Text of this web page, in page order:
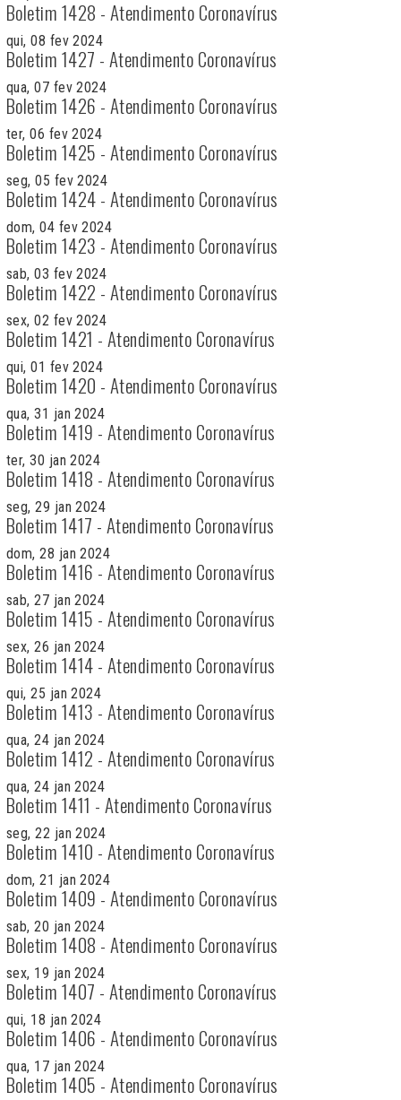
Boletim 1428 - Atendimento Coronavírus
qui, 08 fev 2024
Boletim 1427 - Atendimento Coronavírus
qua, 07 fev 2024
Boletim 1426 - Atendimento Coronavírus
ter, 06 fev 2024
Boletim 1425 - Atendimento Coronavírus
seg, 05 fev 2024
Boletim 1424 - Atendimento Coronavírus
dom, 04 fev 2024
Boletim 1423 - Atendimento Coronavírus
sab, 03 fev 2024
Boletim 1422 - Atendimento Coronavírus
sex, 02 fev 2024
Boletim 1421 - Atendimento Coronavírus
qui, 01 fev 2024
Boletim 1420 - Atendimento Coronavírus
qua, 31 jan 2024
Boletim 1419 - Atendimento Coronavírus
ter, 30 jan 2024
Boletim 1418 - Atendimento Coronavírus
seg, 29 jan 2024
Boletim 1417 - Atendimento Coronavírus
dom, 28 jan 2024
Boletim 1416 - Atendimento Coronavírus
sab, 27 jan 2024
Boletim 1415 - Atendimento Coronavírus
sex, 26 jan 2024
Boletim 1414 - Atendimento Coronavírus
qui, 25 jan 2024
Boletim 1413 - Atendimento Coronavírus
qua, 24 jan 2024
Boletim 1412 - Atendimento Coronavírus
qua, 24 jan 2024
Boletim 1411 - Atendimento Coronavírus
seg, 22 jan 2024
Boletim 1410 - Atendimento Coronavírus
dom, 21 jan 2024
Boletim 1409 - Atendimento Coronavírus
sab, 20 jan 2024
Boletim 1408 - Atendimento Coronavírus
sex, 19 jan 2024
Boletim 1407 - Atendimento Coronavírus
qui, 18 jan 2024
Boletim 1406 - Atendimento Coronavírus
qua, 17 jan 2024
Boletim 1405 - Atendimento Coronavírus